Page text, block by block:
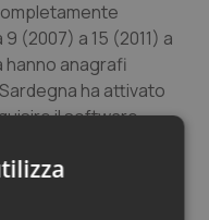
(2007) a 15 (2011) a
hanno anagrafi
ha attivato
il software
hanno lo
sul territorio.